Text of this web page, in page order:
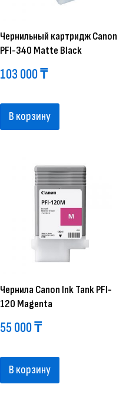
Чернильный картридж Canon
PFI-340 Matte Black
103 000₸
В корзину
Чернила Canon Ink Tank PFI-
120 Magenta
55 000₸
В корзину